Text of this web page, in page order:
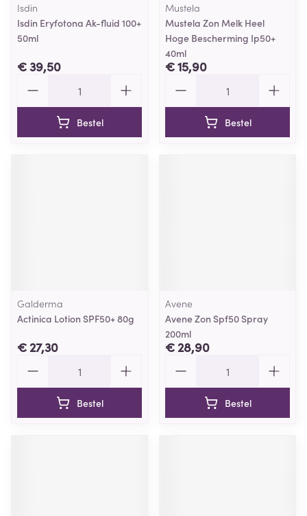
Isdin
Isdin Eryfotona Ak-fluid 100+
50ml
€ 39,50
Bestel
Mustela
Mustela Zon Melk Heel
Hoge Bescherming Ip50+
40ml
€ 15,90
Bestel
Galderma
Actinica Lotion SPF50+ 80g
€ 27,30
Bestel
Avene
Avene Zon Spf50 Spray
200ml
€ 28,90
Bestel